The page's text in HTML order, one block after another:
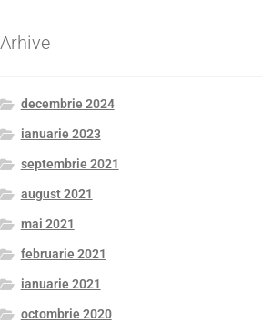
Arhive
decembrie 2024
ianuarie 2023
septembrie 2021
august 2021
mai 2021
februarie 2021
ianuarie 2021
octombrie 2020